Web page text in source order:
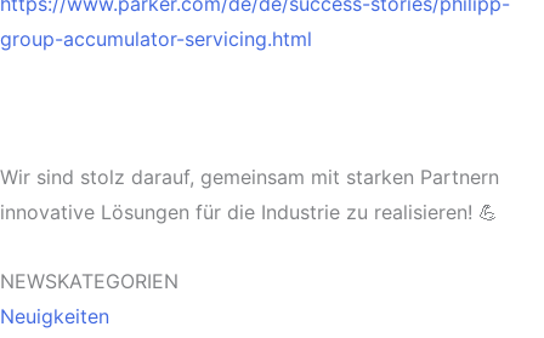
group-accumulator-servicing.html
Wir sind stolz darauf, gemeinsam mit starken Partnern
innovative Lösungen für die Industrie zu realisieren! 💪
NEWSKATEGORIEN
Neuigkeiten